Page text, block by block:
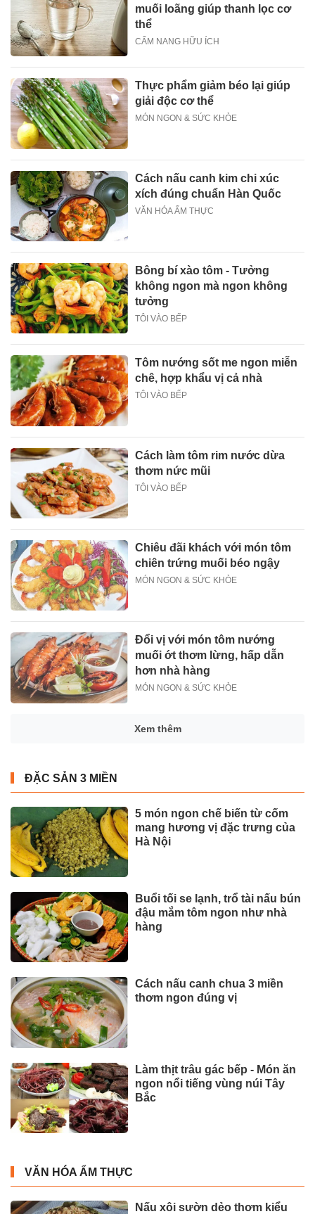
muối loãng giúp thanh lọc cơ
thể
CẨM NANG HỮU ÍCH
Thực phẩm giảm béo lại giúp
giải độc cơ thể
MÓN NGON & SỨC KHỎE
Cách nấu canh kim chi xúc
xích đúng chuẩn Hàn Quốc
VĂN HÓA ẨM THỰC
Bông bí xào tôm - Tưởng
không ngon mà ngon không
tưởng
TÔI VÀO BẾP
Tôm nướng sốt me ngon miễn
chê, hợp khẩu vị cả nhà
TÔI VÀO BẾP
Cách làm tôm rim nước dừa
thơm nức mũi
TÔI VÀO BẾP
Chiêu đãi khách với món tôm
chiên trứng muối béo ngậy
MÓN NGON & SỨC KHỎE
Đổi vị với món tôm nướng
muối ớt thơm lừng, hấp dẫn
hơn nhà hàng
MÓN NGON & SỨC KHỎE
Xem thêm
ĐẶC SẢN 3 MIỀN
5 món ngon chế biến từ cốm
mang hương vị đặc trưng của
Hà Nội
Buổi tối se lạnh, trổ tài nấu bún
đậu mắm tôm ngon như nhà
hàng
Cách nấu canh chua 3 miền
thơm ngon đúng vị
Làm thịt trâu gác bếp - Món ăn
ngon nổi tiếng vùng núi Tây
Bắc
VĂN HÓA ẨM THỰC
Nấu xôi sườn dẻo thơm kiểu